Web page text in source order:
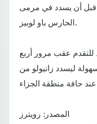
قبل أن يسدد في مرمى
الحارس باو لوبيز.
عقب مرور أربع
ليسدد زانيولو من
المصدر: رويترز